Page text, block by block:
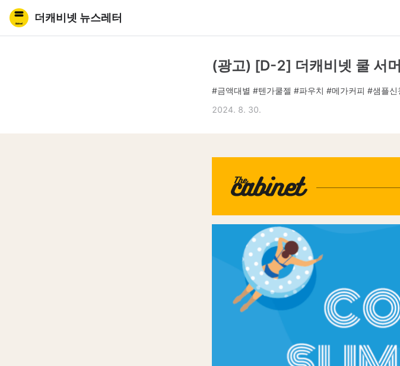
더캐비넷 뉴스레터
(광고) [D-2] 더캐비넷 쿨 서
#금액대별 #텐가쿨젤 #파우치 #메가커피 #샘플
2024. 8. 30.